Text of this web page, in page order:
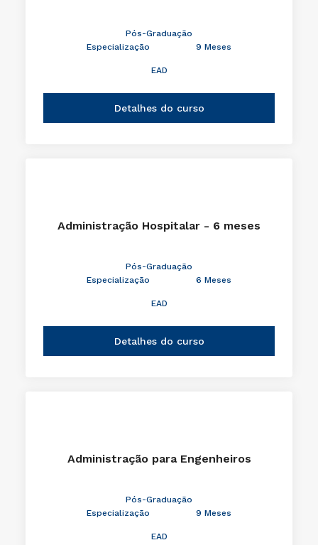
Pós-Graduação
Especialização
9 Meses
EAD
Detalhes do curso
Administração Hospitalar - 6 meses
Pós-Graduação
Especialização
6 Meses
EAD
Detalhes do curso
Administração para Engenheiros
Pós-Graduação
Especialização
9 Meses
EAD